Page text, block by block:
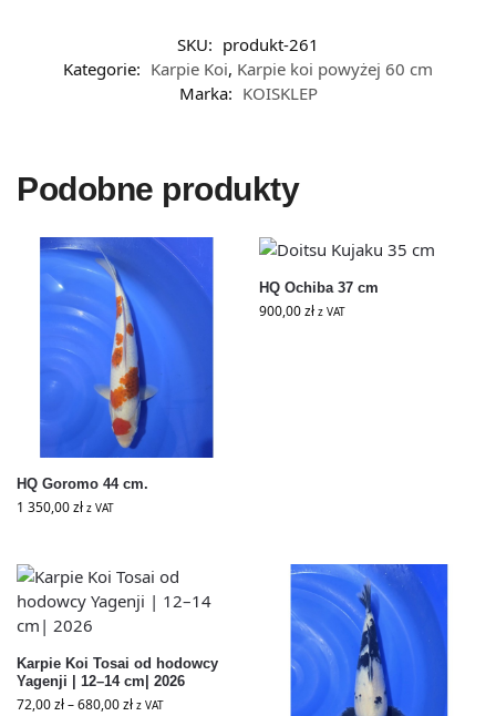
SKU: produkt-261
Kategorie: Karpie Koi, Karpie koi powyżej 60 cm
Marka: KOISKLEP
Podobne produkty
HQ Goromo 44 cm.
1 350,00zł z VAT
HQ Ochiba 37 cm
900,00zł z VAT
Karpie Koi Tosai od hodowcy
Yagenji | 12–14 cm| 2026
72,00zł–680,00zł z VAT